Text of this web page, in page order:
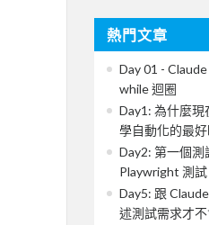
熱門文章
Day 01 -
while 迴圈
Day1: 為什麼現
學自動化的最
Day2: 第一個
Playwright 測試
Day5: 跟
述測試需求才